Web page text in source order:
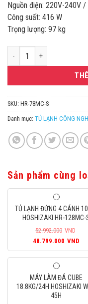
Nguồn điện: 220V-240V
Công suất: 416 W
Trọng lượng: 97 kg
TỦ LẠNH ĐỨNG 2 CÁNH
SKU: HR-78MC-S
Danh mục: TỦ LẠNH CÔNG
Sản phẩm cùng
TỦ LẠNH ĐỨNG 4 CÁNH
HOSHIZAKI HR-128MC-
52.992.000 VND
Giá
gốc
52.992.000VND.
48.799.000 VND
MÁY LÀM ĐÁ CUBE
18.8KG/24H HOSHIZAKI
45H